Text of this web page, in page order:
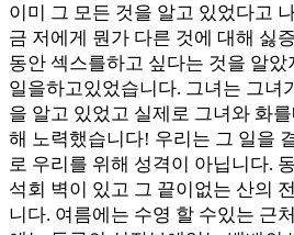
이미 그 모든 것을 알고 있었다고
금 저에게 뭔가 다른 것에 대해 싫
동안 섹스를하고 싶다는 것을 알았
일을하고있었습니다. 그녀는 그녀
을 알고 있었고 실제로 그녀와 화
해 노력했습니다! 우리는 그 일을
로 우리를 위해 성격이 아닙니다.
석회 벽이 있고 그 끝이없는 산의
니다. 여름에는 수영 할 수있는 근